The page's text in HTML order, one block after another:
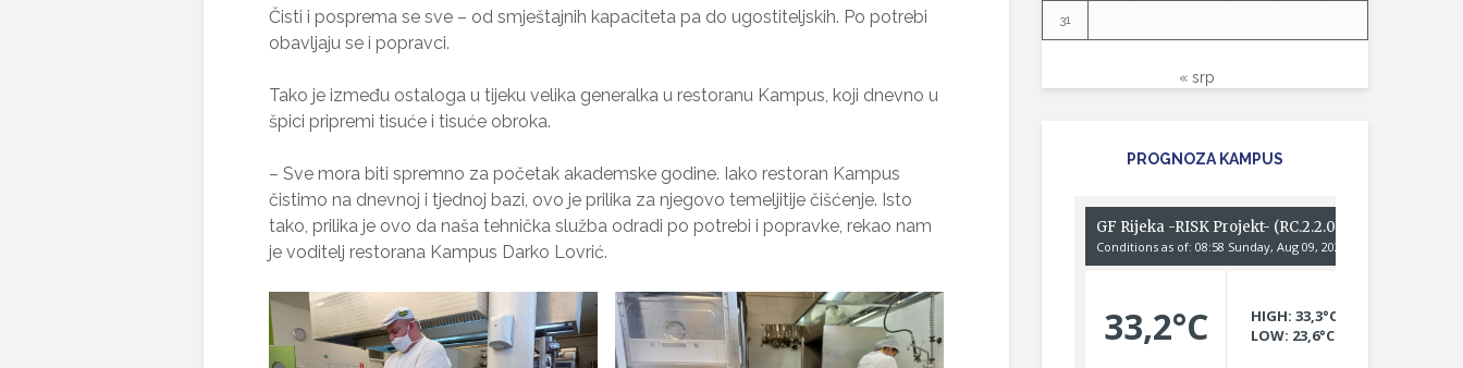
Čisti i posprema se sve – od smještajnih kapaciteta pa do ugostiteljskih. Po potrebi
obavljaju se i popravci.
Tako je između ostaloga u tijeku velika generalka u restoranu Kampus, koji dnevno u
špici pripremi tisuće i tisuće obroka.
– Sve mora biti spremno za početak akademske godine. Iako restoran Kampus
čistimo na dnevnoj i tjednoj bazi, ovo je prilika za njegovo temeljitije čišćenje. Isto
tako, prilika je ovo da naša tehnička služba odradi po potrebi i popravke, rekao nam
je voditelj restorana Kampus Darko Lovrić.
31
« srp
PROGNOZA KAMPUS